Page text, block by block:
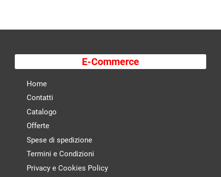
E-Commerce
Home
Contatti
Catalogo
Offerte
Spese di spedizione
Termini e Condizioni
Privacy e Cookies Policy